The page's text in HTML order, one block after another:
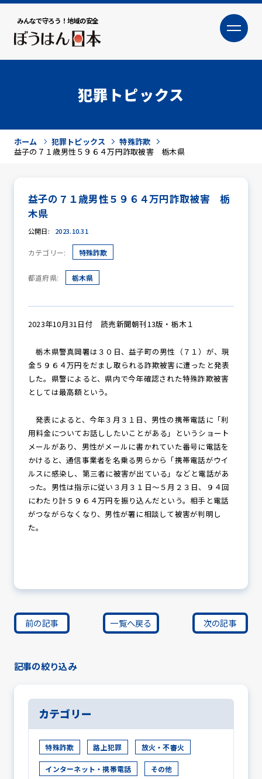
みんなで守ろう！地域の安全
大
防犯活動ニュース
防犯パトロール
防犯セミナー
防犯協力会について
犯罪トピックス
ホーム 犯罪トピックス
特殊詐欺
益子の７１歳男性５９６４万円詐取被害 栃木県
益子の７１歳男性５９６４万円詐取被害 栃
木県
公開日: 2023.10.31
カテゴリー: 特殊詐欺
都道府県: 栃木県
2023年10月31日付 読売新聞朝刊13版・栃木１
栃木県警真岡署は３０日、益子町の男性（７１）が、現
金５９６４万円をだまし取られる詐欺被害に遭ったと発表
した。県警によると、県内で今年確認された特殊詐欺被害
としては最高額という。
発表によると、今年３月３１日、男性の携帯電話に「利
用料金についてお話ししたいことがある」というショート
メールがあり、男性がメールに書かれていた番号に電話を
かけると、通信事業者を名乗る男らから「携帯電話がウイ
ルスに感染し、第三者に被害が出ている」などと電話があ
った。男性は指示に従い３月３１日～５月２３日、９４回
にわたり計５９６４万円を振り込んだという。相手と電話
がつながらなくなり、男性が署に相談して被害が判明し
た。
前の記事 一覧へ戻る 次の記事
記事の絞り込み
カテゴリー
特殊詐欺 路上犯罪 放火・不審火
インターネット・携帯電話 その他